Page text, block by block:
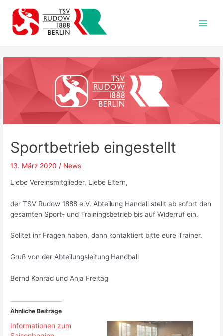
Inhalt
springen
Sportbetrieb eingestellt
13. März 2020 / News
Liebe Vereinsmitglieder, Liebe Eltern,
der TSV Rudow 1888 e.V. Abteilung Handall stellt ab sofort den
gesamten Sport- und Trainingsbetrieb bis auf Widerruf ein.
Solltet ihr Fragen haben, dann kontaktiert bitte eure Trainer.
Gruß von der Abteilungsleitung Handball
Bernd Konrad und Anja Freitag
Ähnliche Beiträge
Informationen zum